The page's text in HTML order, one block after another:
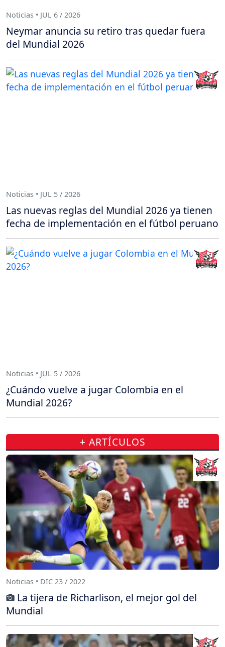
Noticias • JUL 6 / 2026
Neymar anuncia su retiro tras quedar fuera
del Mundial 2026
Noticias • JUL 5 / 2026
Las nuevas reglas del Mundial 2026 ya tienen
fecha de implementación en el fútbol peruano
Noticias • JUL 5 / 2026
¿Cuándo vuelve a jugar Colombia en el
Mundial 2026?
+ ARTÍCULOS
Noticias • DIC 23 / 2022
La tijera de Richarlison, el mejor gol del
Mundial